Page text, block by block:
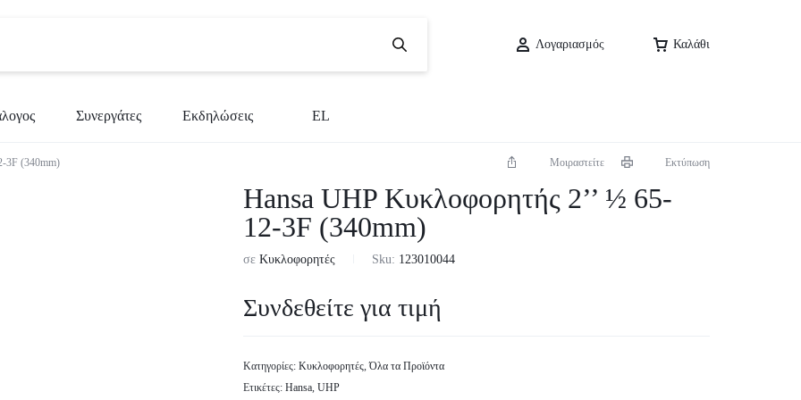
Λογαριασμός Καλάθι
Συνεργάτες Εκδηλώσεις EL
CS
EN
SR
3F (340mm) Μοιραστείτε Εκτύπωση
Hansa UHP Κυκλοφορητής 2’’ ½ 65-
12-3F (340mm)
σεΚυκλοφορητές Sku: 123010044
Συνδεθείτε για τιμή
Κατηγορίες:Κυκλοφορητές,Όλα τα Προϊόντα
Ετικέτες:Hansa,UHP